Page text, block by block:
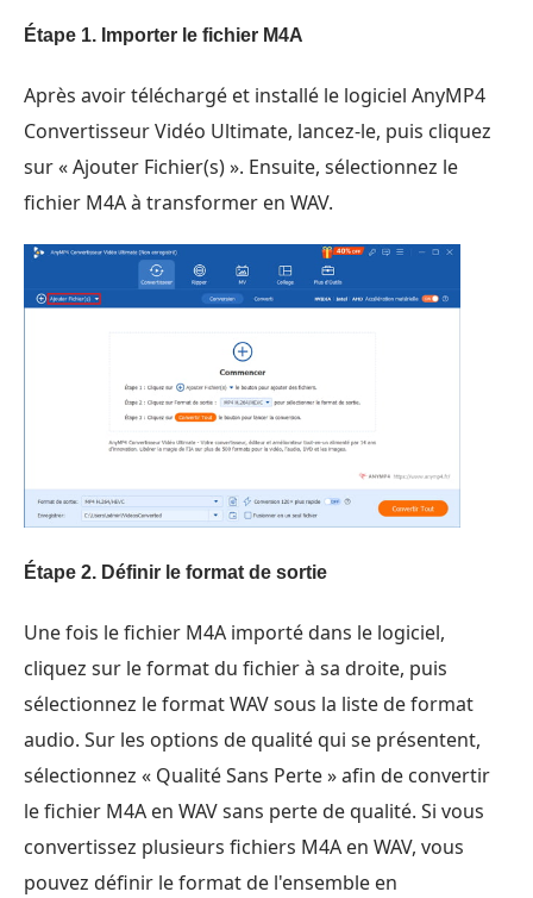
Étape 1. Importer le fichier M4A
Après avoir téléchargé et installé le logiciel AnyMP4
Convertisseur Vidéo Ultimate, lancez-le, puis cliquez
sur « Ajouter Fichier(s) ». Ensuite, sélectionnez le
fichier M4A à transformer en WAV.
Étape 2. Définir le format de sortie
Une fois le fichier M4A importé dans le logiciel,
cliquez sur le format du fichier à sa droite, puis
sélectionnez le format WAV sous la liste de format
audio. Sur les options de qualité qui se présentent,
sélectionnez « Qualité Sans Perte » afin de convertir
le fichier M4A en WAV sans perte de qualité. Si vous
convertissez plusieurs fichiers M4A en WAV, vous
pouvez définir le format de l'ensemble en